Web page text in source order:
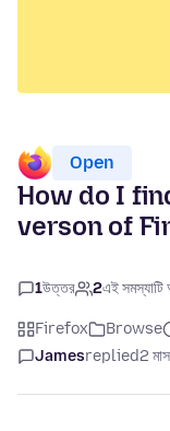
Open
How do I
verson of
1উত্তর 2এই
Firefox Browse
Jamesreplied2